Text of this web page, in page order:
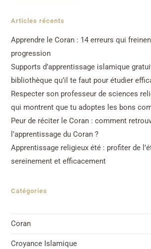
Articles récents
Apprendre le Coran : 14 erreurs qui
progression
Supports d’apprentissage islamique
bibliothèque qu’il te faut pour étudier
Respecter son professeur de sciences
qui montrent que tu adoptes les bons
Peur de réciter le Coran : comment
l’apprentissage du Coran ?
Apprentissage religieux été : profiter de
sereinement et efficacement
Catégories
Coran
Croyance Islamique